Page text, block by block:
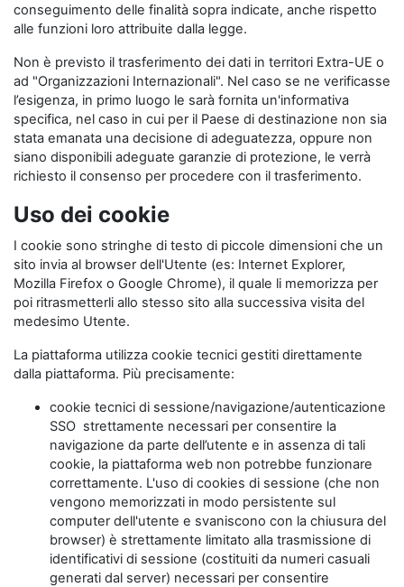
conseguimento delle finalità sopra indicate, anche rispetto
alle funzioni loro attribuite dalla legge.
Non è previsto il trasferimento dei dati in territori Extra-UE o
ad "Organizzazioni Internazionali". Nel caso se ne verificasse
l’esigenza, in primo luogo le sarà fornita un'informativa
specifica, nel caso in cui per il Paese di destinazione non sia
stata emanata una decisione di adeguatezza, oppure non
siano disponibili adeguate garanzie di protezione, le verrà
richiesto il consenso per procedere con il trasferimento.
Uso dei cookie
I cookie sono stringhe di testo di piccole dimensioni che un
sito invia al browser dell'Utente (es: Internet Explorer,
Mozilla Firefox o Google Chrome), il quale li memorizza per
poi ritrasmetterli allo stesso sito alla successiva visita del
medesimo Utente.
La piattaforma utilizza cookie tecnici gestiti direttamente
dalla piattaforma. Più precisamente:
cookie tecnici di sessione/navigazione/autenticazione
SSO strettamente necessari per consentire la
navigazione da parte dell’utente e in assenza di tali
cookie, la piattaforma web non potrebbe funzionare
correttamente. L'uso di cookies di sessione (che non
vengono memorizzati in modo persistente sul
computer dell'utente e svaniscono con la chiusura del
browser) è strettamente limitato alla trasmissione di
identificativi di sessione (costituiti da numeri casuali
generati dal server) necessari per consentire